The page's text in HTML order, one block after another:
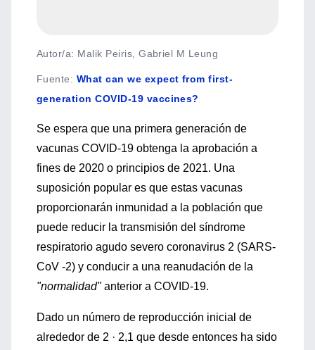
Autor/a: Malik Peiris, Gabriel M Leung
Fuente: What can we expect from first-
generation COVID-19 vaccines?
Se espera que una primera generación de
vacunas COVID-19 obtenga la aprobación a
fines de 2020 o principios de 2021. Una
suposición popular es que estas vacunas
proporcionarán inmunidad a la población que
puede reducir la transmisión del síndrome
respiratorio agudo severo coronavirus 2 (SARS-
CoV -2) y conducir a una reanudación de la
"normalidad"anterior a COVID-19.
Dado un número de reproducción inicial de
alrededor de 2 · 2,1 que desde entonces ha sido